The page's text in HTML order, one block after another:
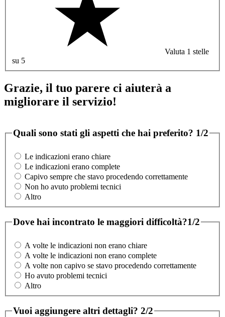
Valuta 1 stelle
su 5
Grazie, il tuo parere ci aiuterà a
migliorare il servizio!
Quali sono stati gli aspetti che hai preferito? 1/2
Le indicazioni erano chiare
Le indicazioni erano complete
Capivo sempre che stavo procedendo correttamente
Non ho avuto problemi tecnici
Altro
Dove hai incontrato le maggiori difficoltà?1/2
A volte le indicazioni non erano chiare
A volte le indicazioni non erano complete
A volte non capivo se stavo procedendo correttamente
Ho avuto problemi tecnici
Altro
Vuoi aggiungere altri dettagli? 2/2